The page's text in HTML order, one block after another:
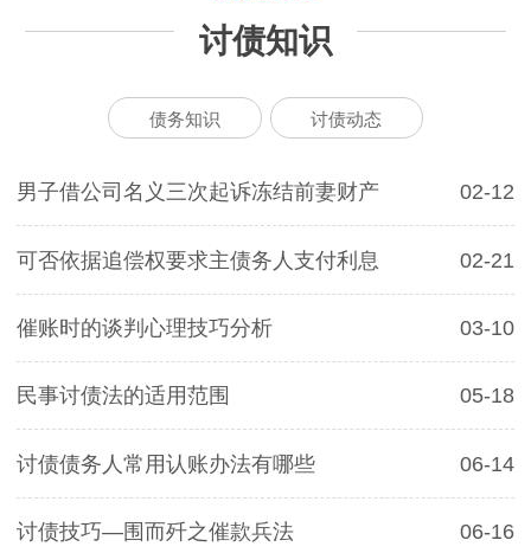
讨债知识
债务知识 讨债动态
男子借公司名义三次起诉冻结前妻财产 02-12
可否依据追偿权要求主债务人支付利息 02-21
催账时的谈判心理技巧分析 03-10
民事讨债法的适用范围 05-18
讨债债务人常用认账办法有哪些 06-14
讨债技巧—围而歼之催款兵法 06-16